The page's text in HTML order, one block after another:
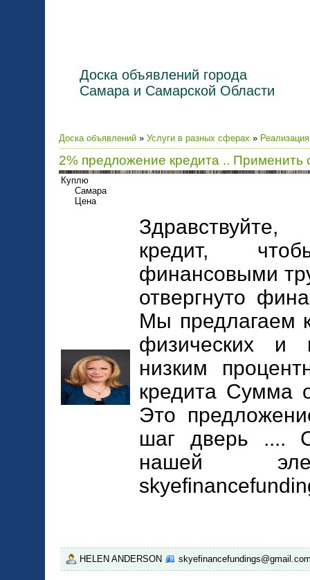
Доска объявлений города
Самара и Самарской Области
Доска объявлений » Услуги в разных сферах »
2% предложение кредита .. Применить
Куплю
Самара
Цена
кредит,
финансовыми
отвергнуто
Мы предлагаем
физических и
низким
кредита Сумма
Это
шаг дверь ....
нашей
HELEN ANDERSON